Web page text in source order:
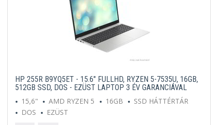
HP 255R B9YQ5ET - 15.6" FULLHD, RYZEN 5-7535U, 16GB,
512GB SSD, DOS - EZÜST LAPTOP 3 ÉV GARANCIÁVAL
15,6"
AMD RYZEN 5 16GB
SSD HÁTTÉRTÁR
DOS
EZÜST